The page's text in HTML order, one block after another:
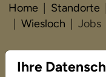
Home Standorte
Wiesloch
Jobs
Ihre